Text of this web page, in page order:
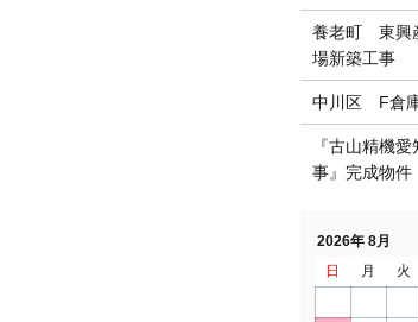
養老町 東興
場新築工事
中川区 F倉
『古山精機
事』完成物件
2026年 8月
日
月 火